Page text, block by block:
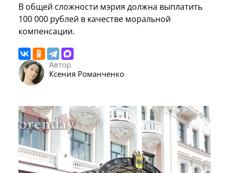
В общей сложности мэрия должна выплатить
100 000 рублей в качестве моральной
компенсации.
Автор
Ксения Романченко